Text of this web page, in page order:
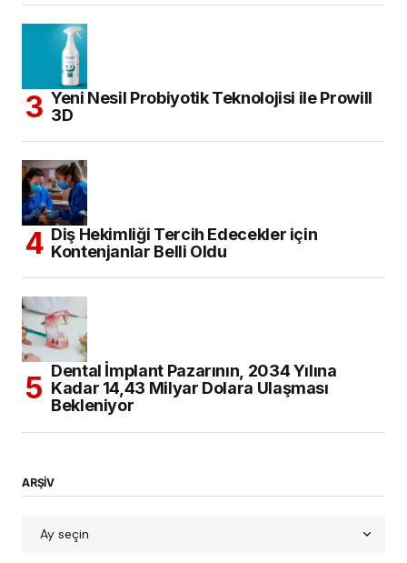
Yeni Nesil Probiyotik Teknolojisi ile Prowill
3D
Diş Hekimliği Tercih Edecekler için
Kontenjanlar Belli Oldu
Dental İmplant Pazarının, 2034 Yılına
Kadar 14,43 Milyar Dolara Ulaşması
Bekleniyor
ARŞİV